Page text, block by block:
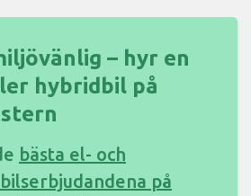
– hyr en
hybridbil på
bästa el- och
på